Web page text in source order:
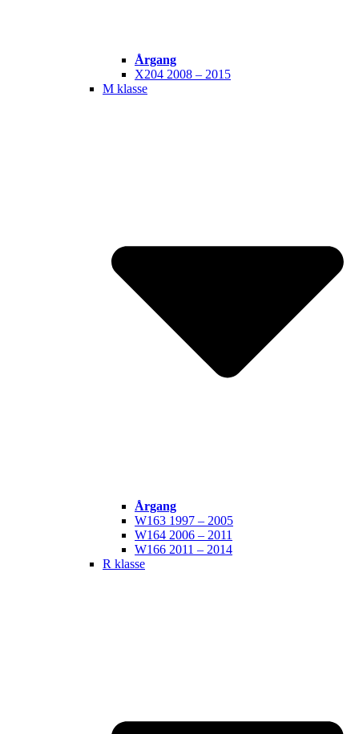
Årgang
X204 2008 – 2015
M klasse
Årgang
W163 1997 – 2005
W164 2006 – 2011
W166 2011 – 2014
R klasse